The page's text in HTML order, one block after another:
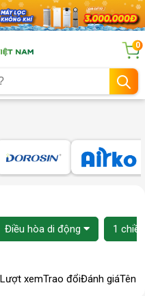
0
Điều hòa di động 1
Lượt xemTrao đổiĐánh giáTên